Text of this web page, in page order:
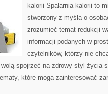
kalorii Spalarnia kalorii to
stworzony z myślą o
zrozumieć temat redukcji
informacji podanych w
czytelników, którzy nie
spojrzeć na zdrowy styl życia
które mogą zainteresować